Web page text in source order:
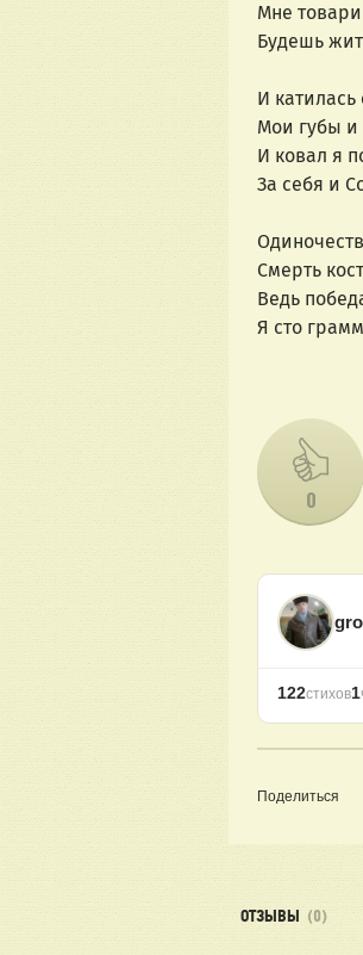
Мне
Будешь
И катилась
Мои губы и
И ковал я
За себя и
Смерть
Ведь
Я сто
0
122стихов1
Поделиться
ОТЗЫВЫ (0)